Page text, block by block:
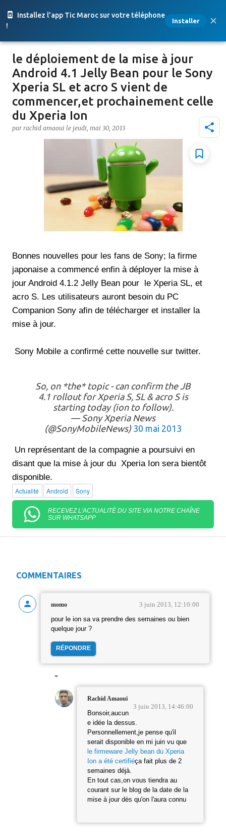
Installez l'app Tic Maroc sur votre téléphone
!
Installer
Accéder au contenu principal
le déploiement de la mise à jour
Android 4.1 Jelly Bean pour le Sony
Xperia SL et acro S vient de
commencer,et prochainement celle
du Xperia Ion
par rachid amaoui le jeudi, mai 30, 2013
Bonnes nouvelles pour les fans de Sony; la firme
japonaise a commencé enfin à déployer la mise à
jour Android 4.1.2 Jelly Bean pour le Xperia SL, et
acro S. Les utilisateurs auront besoin du PC
Companion Sony afin de télécharger et installer la
mise à jour.
Sony Mobile a confirmé cette nouvelle sur twitter.
So, on *the* topic - can confirm the JB
4.1 rollout for Xperia S, SL & acro S is
starting today (ion to follow).
— Sony Xperia News
(@SonyMobileNews) 30 mai 2013
Un représentant de la compagnie a poursuivi en
disant que la mise à jour du Xperia Ion sera bientôt
disponible.
Actualité Android Sony
RECEVEZ L'ACTUALITÉ DU SITE VIA NOTRE CHAÎNE
SUR WHATSAPP
COMMENTAIRES
momo 3 juin 2013, 12:10:00
pour le ion sa va prendre des semaines ou bien
quelque jour ?
RÉPONDRE
Rachid Amaoui
3 juin 2013, 14:46:00
Bonsoir,aucun
e idée la dessus.
Personnellement,je pense qu'il
serait disponible en mi juin vu que
le firmeware Jelly bean du Xperia
Ion a été certifiéça fait plus de 2
semaines déjà.
En tout cas,on vous tiendra au
courant sur le blog de la date de la
mise à jour dès qu'on l'aura connu